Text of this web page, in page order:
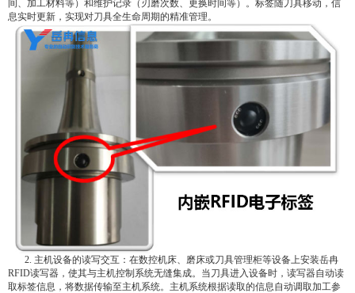
间、加工材料等）和维护记录（刃磨次数、更换时间等）。标签随刀具移动，信
息实时更新，实现对刀具全生命周期的精准管理。
2. 主机设备的读写交互：在数控机床、磨床或刀具管理柜等设备上安装岳冉
RFID读写器，使其与主机控制系统无缝集成。当刀具进入设备时，读写器自动读
取标签信息，将数据传输至主机系统。主机系统根据读取的信息自动调取加工参